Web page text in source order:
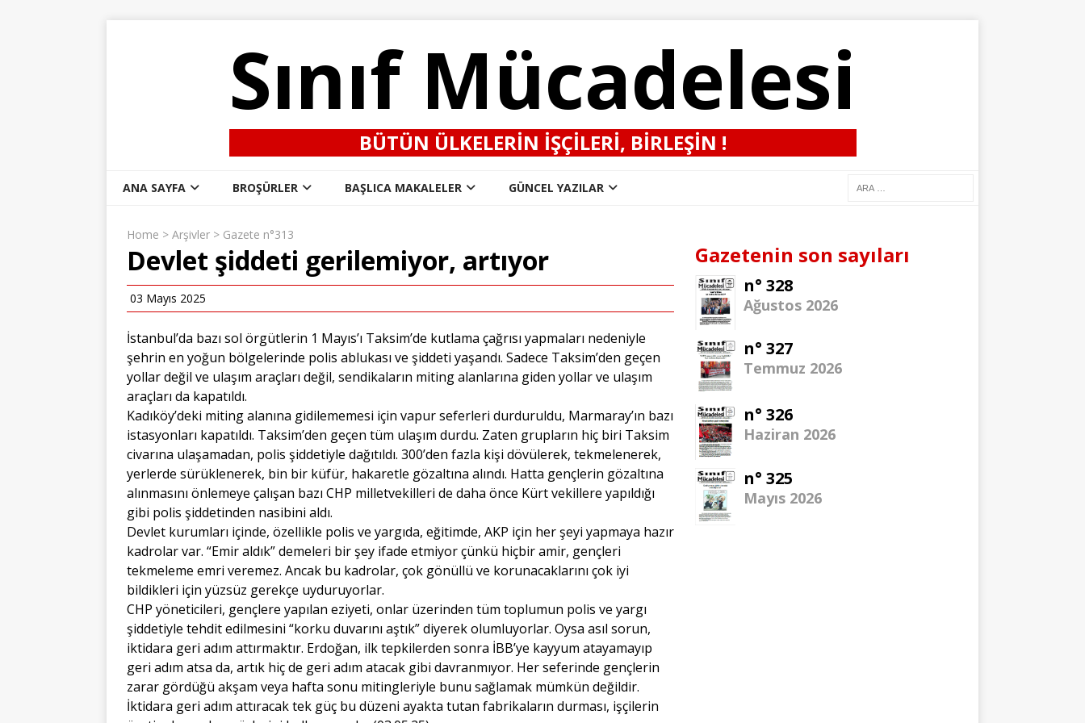
Sınıf Mücadelesi
BÜTÜN ÜLKELERIN IŞÇILERI, BIRLEŞIN !
ANA SAYFA BROŞÜRLER BAŞLICA MAKALELER GÜNCEL YAZILAR
Home > Arşivler > Gazete n°313
Devlet şiddeti gerilemiyor, artıyor
03 Mayıs 2025
İstanbul’da bazı sol örgütlerin 1 Mayıs’ı Taksim’de kutlama çağrısı yapmaları nedeniyle
şehrin en yoğun bölgelerinde polis ablukası ve şiddeti yaşandı. Sadece Taksim’den geçen
yollar değil ve ulaşım araçları değil, sendikaların miting alanlarına giden yollar ve ulaşım
araçları da kapatıldı.
Kadıköy’deki miting alanına gidilememesi için vapur seferleri durduruldu, Marmaray’ın bazı
istasyonları kapatıldı. Taksim’den geçen tüm ulaşım durdu. Zaten grupların hiç biri Taksim
civarına ulaşamadan, polis şiddetiyle dağıtıldı. 300’den fazla kişi dövülerek, tekmelenerek,
yerlerde sürüklenerek, bin bir küfür, hakaretle gözaltına alındı. Hatta gençlerin gözaltına
alınmasını önlemeye çalışan bazı CHP milletvekilleri de daha önce Kürt vekillere yapıldığı
gibi polis şiddetinden nasibini aldı.
Devlet kurumları içinde, özellikle polis ve yargıda, eğitimde, AKP için her şeyi yapmaya hazır
kadrolar var. “Emir aldık” demeleri bir şey ifade etmiyor çünkü hiçbir amir, gençleri
tekmeleme emri veremez. Ancak bu kadrolar, çok gönüllü ve korunacaklarını çok iyi
bildikleri için yüzsüz gerekçe uyduruyorlar.
CHP yöneticileri, gençlere yapılan eziyeti, onlar üzerinden tüm toplumun polis ve yargı
şiddetiyle tehdit edilmesini “korku duvarını aştık” diyerek olumluyorlar. Oysa asıl sorun,
iktidara geri adım attırmaktır. Erdoğan, ilk tepkilerden sonra İBB’ye kayyum atayamayıp
geri adım atsa da, artık hiç de geri adım atacak gibi davranmıyor. Her seferinde gençlerin
zarar gördüğü akşam veya hafta sonu mitingleriyle bunu sağlamak mümkün değildir.
İktidara geri adım attıracak tek güç bu düzeni ayakta tutan fabrikaların durması, işçilerin
Gazetenin son sayıları
n° 328
Ağustos 2026
n° 327
Temmuz 2026
n° 326
Haziran 2026
n° 325
Mayıs 2026